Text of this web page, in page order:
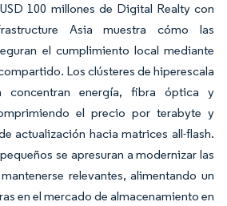
100 millones de Digital Realty con
Asia muestra cómo las
el cumplimiento local mediante
Los clústeres de hiperescala
concentran energía, fibra óptica y
el precio por terabyte y
actualización hacia matrices all-flash.
se apresuran a modernizar las
relevantes, alimentando un
en el mercado de almacenamiento en